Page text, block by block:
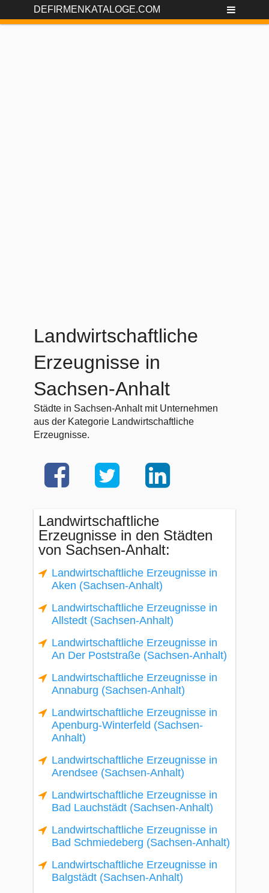
DEFIRMENKATALOGE.COM
Landwirtschaftliche
Erzeugnisse in
Sachsen-Anhalt
Städte in Sachsen-Anhalt mit Unternehmen
aus der Kategorie Landwirtschaftliche
Erzeugnisse.
Landwirtschaftliche
Erzeugnisse in den Städten
von Sachsen-Anhalt:
Landwirtschaftliche Erzeugnisse in
Aken (Sachsen-Anhalt)
Landwirtschaftliche Erzeugnisse in
Allstedt (Sachsen-Anhalt)
Landwirtschaftliche Erzeugnisse in
An Der Poststraße (Sachsen-Anhalt)
Landwirtschaftliche Erzeugnisse in
Annaburg (Sachsen-Anhalt)
Landwirtschaftliche Erzeugnisse in
Apenburg-Winterfeld (Sachsen-
Anhalt)
Landwirtschaftliche Erzeugnisse in
Arendsee (Sachsen-Anhalt)
Landwirtschaftliche Erzeugnisse in
Bad Lauchstädt (Sachsen-Anhalt)
Landwirtschaftliche Erzeugnisse in
Bad Schmiedeberg (Sachsen-Anhalt)
Landwirtschaftliche Erzeugnisse in
Balgstädt (Sachsen-Anhalt)